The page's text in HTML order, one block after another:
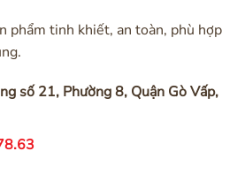
phẩm tinh khiết, an toàn, phù hợp
số 21, Phường 8, Quận Gò Vấp,